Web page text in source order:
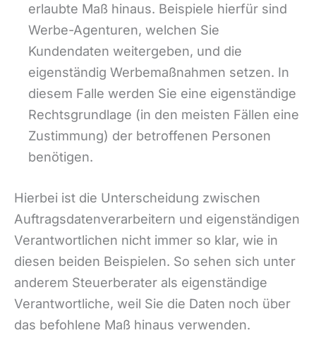
erlaubte Maß hinaus. Beispiele hierfür sind
Werbe-Agenturen, welchen Sie
Kundendaten weitergeben, und die
eigenständig Werbemaßnahmen setzen. In
diesem Falle werden Sie eine eigenständige
Rechtsgrundlage (in den meisten Fällen eine
Zustimmung) der betroffenen Personen
benötigen.
Hierbei ist die Unterscheidung zwischen
Auftragsdatenverarbeitern und eigenständigen
Verantwortlichen nicht immer so klar, wie in
diesen beiden Beispielen. So sehen sich unter
anderem Steuerberater als eigenständige
Verantwortliche, weil Sie die Daten noch über
das befohlene Maß hinaus verwenden.